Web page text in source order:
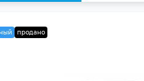
продано